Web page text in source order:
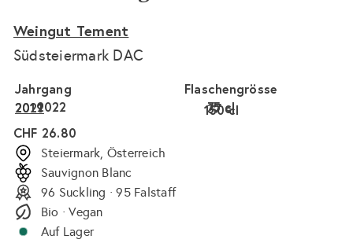
Weingut Tement
Südsteiermark DAC
Flaschengrösse
75 cl
37 cl
150 cl
Jahrgang
2022
2021
2019
Normaler
Preis
CHF 26.80
Steiermark, Österreich
Sauvignon Blanc
96 Suckling · 95 Falstaff
Bio · Vegan
Auf Lager